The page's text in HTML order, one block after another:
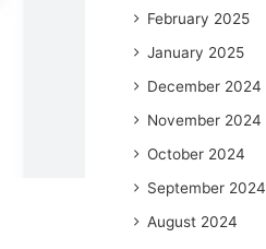
February 2025
January 2025
December 2024
November 2024
October 2024
September 2024
August 2024